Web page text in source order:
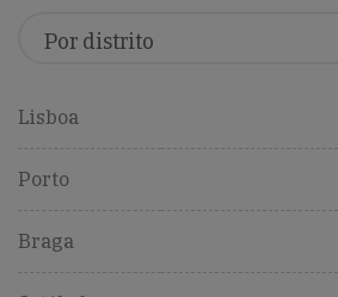
Lisboa
Porto
Braga